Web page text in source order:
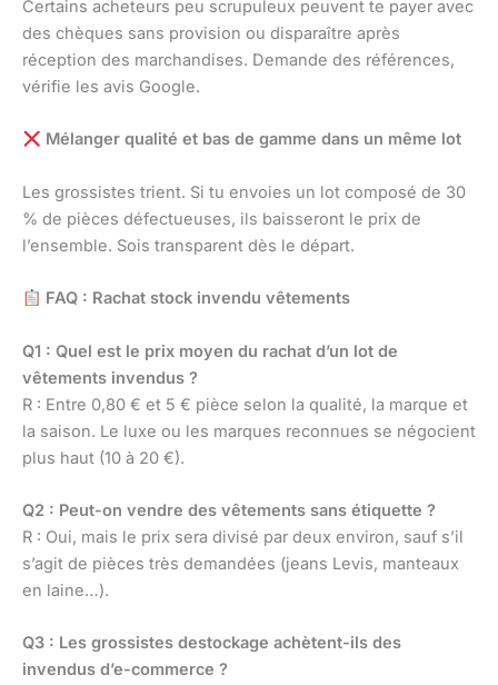
Certains acheteurs peu scrupuleux peuvent te payer avec
des chèques sans provision ou disparaître après
réception des marchandises. Demande des références,
vérifie les avis Google.
Mélanger qualité et bas de gamme dans un même lot
Les grossistes trient. Si tu envoies un lot composé de 30
% de pièces défectueuses, ils baisseront le prix de
l’ensemble. Sois transparent dès le départ.
FAQ : Rachat stock invendu vêtements
Q1 : Quel est le prix moyen du rachat d’un lot de
vêtements invendus ?
R : Entre 0,80 € et 5 € pièce selon la qualité, la marque et
la saison. Le luxe ou les marques reconnues se négocient
plus haut (10 à 20 €).
Q2 : Peut-on vendre des vêtements sans étiquette ?
R : Oui, mais le prix sera divisé par deux environ, sauf s’il
s’agit de pièces très demandées (jeans Levis, manteaux
en laine…).
Q3 : Les grossistes destockage achètent-ils des
invendus d’e-commerce ?